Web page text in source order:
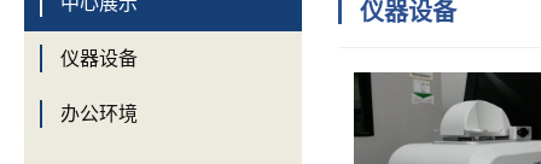
仪器设备
办公环境
仪器设备